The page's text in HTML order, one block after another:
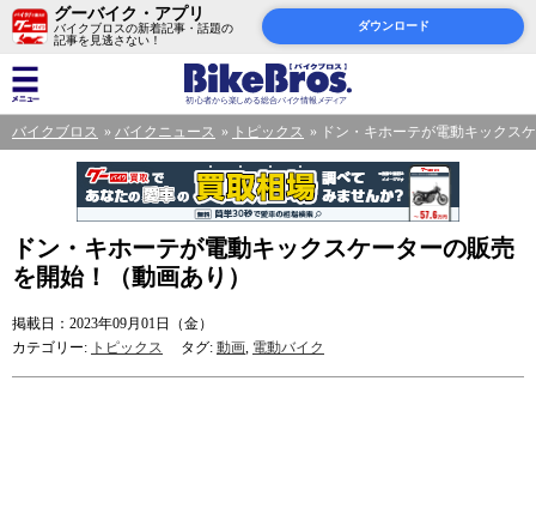
グーバイク・アプリ
バイクブロスの新着記事・話題の
記事を見逃さない！
ダウンロード
バイクブロス バイクニュース トピックス ドン・キホーテが電動キックス
ドン・キホーテが電動キックスケーターの販売
を開始！（動画あり）
掲載日：2023年09月01日（金）
カテゴリー: トピックス タグ: 動画, 電動バイク